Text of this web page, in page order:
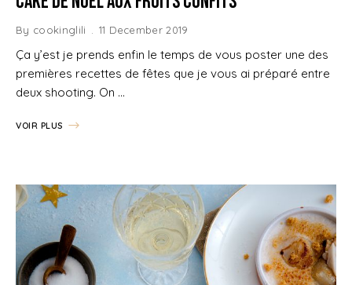
By cookinglili 11 December 2019
Ça y’est je prends enfin le temps de vous poster une des
premières recettes de fêtes que je vous ai préparé entre
deux shooting. On …
VOIR PLUS